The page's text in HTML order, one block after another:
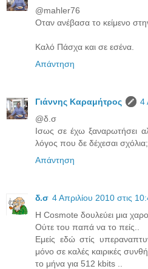
@mahler76
Οταν ανέβασα το κείμενο
Καλό Πάσχα και σε εσένα.
Απάντηση
Γιάννης Καραμήτρος
4
@δ.σ
Ισως σε έχω ξαναρωτήσει
λόγος που δε δέχεσαι σχόλια;
Απάντηση
δ.σ 4 Απριλίου 2010 στις
Η Cosmote δουλεύει μια
Ούτε του παπά να το πείς..
Εμείς εδώ στίς
μόνο σε καλές καιρικές
το μήνα για 512 kbits ..